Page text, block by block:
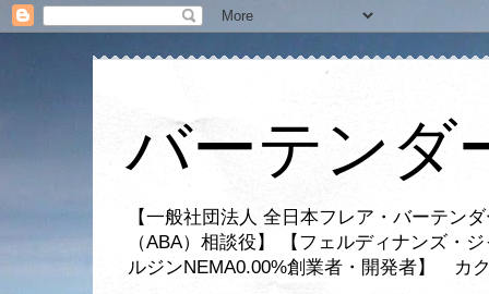
バーテンダ
【一般社団法人 全日本フレア・バーテン
（ABA）相談役】 【フェルディナンズ・
ルジンNEMA0.00%創業者・開発者】 カ